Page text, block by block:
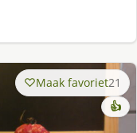
Maak favoriet21
👍